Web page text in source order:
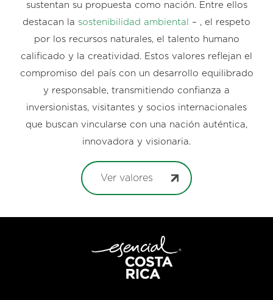
sustentan su propuesta como nación. Entre ellos
destacan la sostenibilidad ambiental
– , el respeto
por los recursos naturales, el talento humano
calificado y la creatividad. Estos valores reflejan el
compromiso del país con un desarrollo equilibrado
y responsable, transmitiendo confianza a
inversionistas, visitantes y socios internacionales
que buscan vincularse con una nación auténtica,
innovadora y visionaria.
Ver valores